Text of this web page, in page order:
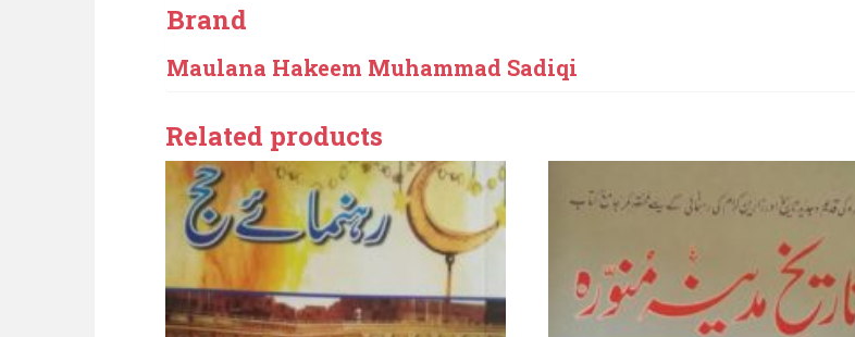
Brand
Maulana Hakeem Muhammad Sadiqi
Related products